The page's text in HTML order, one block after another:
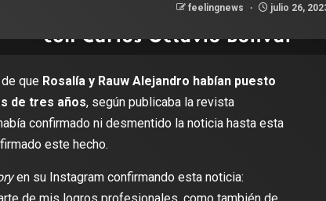
feelingnews julio 26,
que Rosalía y Rauw Alejandro habían puesto
de tres años, según publicaba la revista
confirmado ni desmentido la noticia hasta esta
este hecho.
en su Instagram confirmando esta noticia: